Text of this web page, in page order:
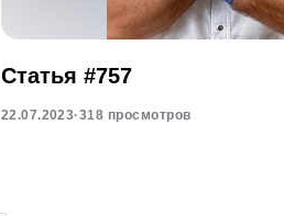
Статья #757
22.07.2023·318 просмотров